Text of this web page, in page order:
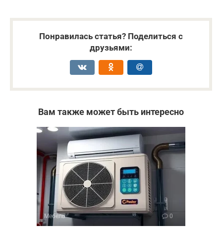
Понравилась статья? Поделиться с
друзьями:
Вам также может быть интересно
Мебель 0